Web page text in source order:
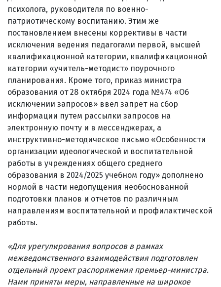
психолога, руководителя по военно-
патриотическому воспитанию. Этим же
постановлением внесены коррективы в части
исключения ведения педагогами первой, высшей
квалификационной категории, квалификационной
категории «учитель-методист» поурочного
планирования. Кроме того, приказ министра
образования от 28 октября 2024 года №474 «Об
исключении запросов» ввел запрет на сбор
информации путем рассылки запросов на
электронную почту и в мессенджерах, а
инструктивно-методическое письмо «Особенности
организации идеологической и воспитательной
работы в учреждениях общего среднего
образования в 2024/2025 учебном году» дополнено
нормой в части недопущения необоснованной
подготовки планов и отчетов по различным
направлениям воспитательной и профилактической
работы.
«Для урегулирования вопросов в рамках
межведомственного взаимодействия подготовлен
отдельный проект распоряжения премьер-министра.
Нами приняты меры, направленные на широкое